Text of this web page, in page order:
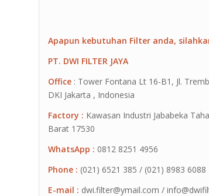
Apapun kebutuhan Filter anda,
PT. DWI FILTER JAYA
Office : Tower Fontana Lt 16-B1, Jl.
DKI Jakarta , Indonesia
Factory : Kawasan Industri Jababeka
Barat 17530
WhatsApp : 0812 8251 4956
Phone : (021) 6521 385 / (021) 8983 6088
E-mail : dwi.filter@ymail.com /